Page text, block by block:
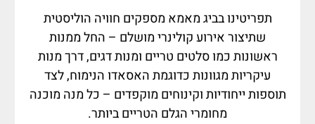
תפריטינו בביג מאמא מספקים חוויה הוליסטית
שתיצור אירוע קולינרי מושלם – החל ממנות
ראשונות כמו סלטים טריים ומנות דגים, דרך מנות
עיקריות מגוונות כדוגמת האסאדו הנימוח, לצד
תוספות ייחודיות וקינוחים מוקפדים – כל מנה מוכנה
מחומרי הגלם הטריים ביותר.